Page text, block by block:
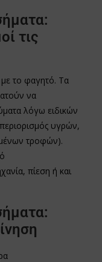
τις
με το φαγητό. Τα
να
λόγω ειδικών
υγρών,
τροφών).
πίεση ή και